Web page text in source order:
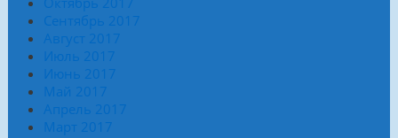
Сентябрь 2017
Август 2017
Июль 2017
Июнь 2017
Май 2017
Апрель 2017
Март 2017